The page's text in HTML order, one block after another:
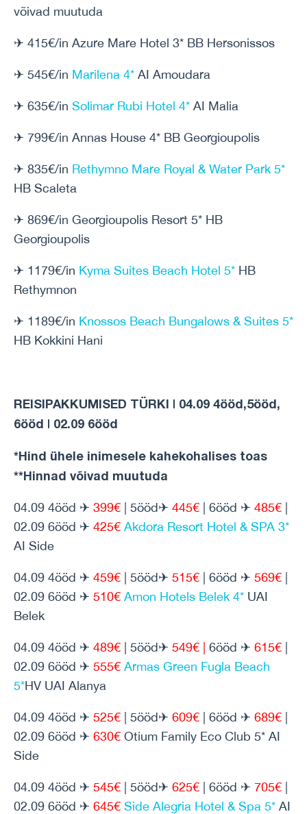
võivad muutuda
✈ 415€/in Azure Mare Hotel 3* BB Hersonissos
✈ 545€/in Marilena 4* AI Amoudara
✈ 635€/in Solimar Rubi Hotel 4* AI Malia
✈ 799€/in Annas House 4* BB Georgioupolis
✈ 835€/in Rethymno Mare Royal & Water Park 5*
HB Scaleta
✈ 869€/in Georgioupolis Resort 5* HB
Georgioupolis
✈ 1179€/in Kyma Suites Beach Hotel 5* HB
Rethymnon
✈ 1189€/in Knossos Beach Bungalows & Suites 5*
HB Kokkini Hani
REISIPAKKUMISED TÜRKI | 04.09 4ööd,5ööd,
6ööd | 02.09 6ööd
*Hind ühele inimesele kahekohalises toas
**Hinnad võivad muutuda
04.09 4ööd ✈ 399€ | 5ööd✈ 445€ | 6ööd ✈ 485€
02.09 6ööd ✈ 425€ Akdora Resort Hotel & SPA 3*
AI Side
04.09 4ööd ✈ 459€ | 5ööd✈ 515€ | 6ööd ✈ 569€
02.09 6ööd ✈ 510€ Amon Hotels Belek 4* UAI
Belek
04.09 4ööd ✈ 489€ | 5ööd✈ 549€ | 6ööd ✈ 615€
02.09 6ööd ✈ 555€ Armas Green Fugla Beach
5*HV UAI Alanya
04.09 4ööd ✈ 525€ | 5ööd✈ 609€ | 6ööd ✈ 689€
02.09 6ööd ✈ 630€ Otium Family Eco Club 5* AI
Side
04.09 4ööd ✈ 545€ | 5ööd✈ 625€ | 6ööd ✈ 705€
02.09 6ööd ✈ 645€ Side Alegria Hotel & Spa 5* AI